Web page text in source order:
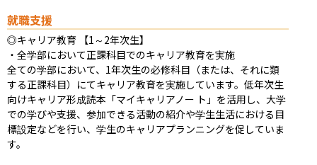
就職支援
◎キャリア教育 【1～2年次生】
・全学部において正課科目でのキャリア教育を実施
全ての学部において、1年次生の必修科目（または、それに類
する正課科目）にてキャリア教育を実施しています。低年次生
向けキャリア形成読本「マイキャリアノー ト」を活用し、大学
での学びや支援、参加できる活動の紹介や学生生活における目
標設定などを行い、学生のキャリアプランニングを促していま
す。